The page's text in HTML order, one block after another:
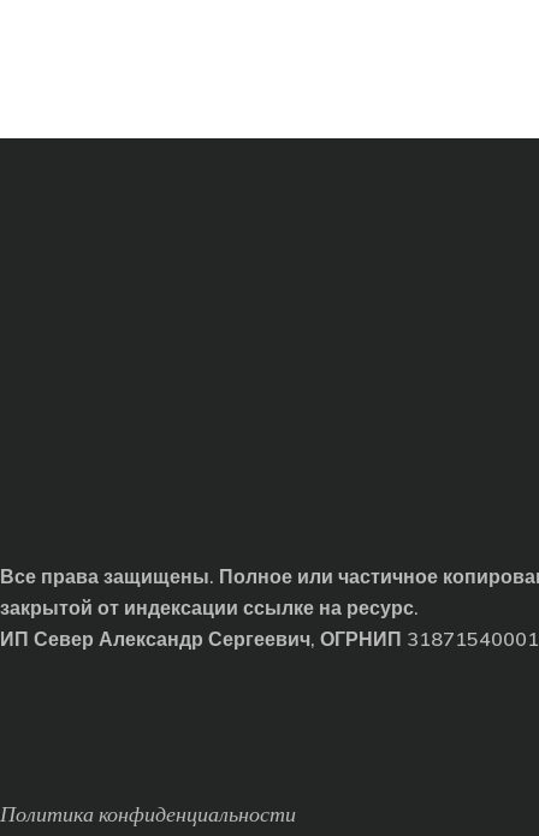
Все права защищены. Полное или частичное
закрытой от индексации ссылке на ресурс.
ИП Север Александр Сергеевич, ОГРНИП
Политика конфиденциальности